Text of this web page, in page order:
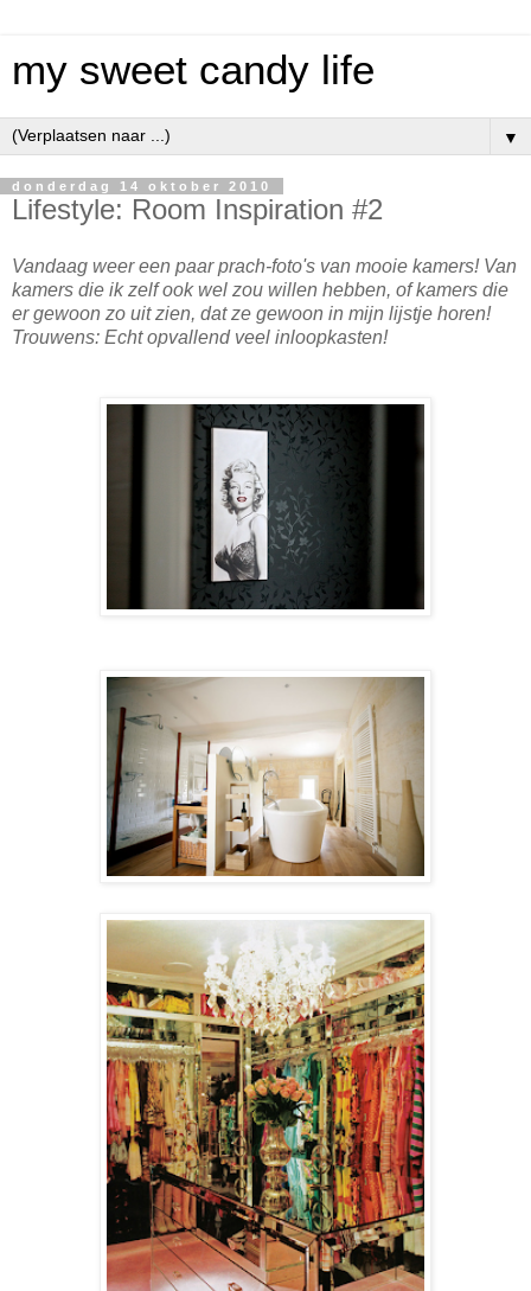
my sweet candy life
▼
donderdag 14 oktober 2010
Lifestyle: Room Inspiration #2
Vandaag weer een paar prach-foto's van mooie kamers! Van
kamers die ik zelf ook wel zou willen hebben, of kamers die
er gewoon zo uit zien, dat ze gewoon in mijn lijstje horen!
Trouwens: Echt opvallend veel inloopkasten!